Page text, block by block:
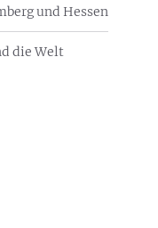
und Hessen
die Welt